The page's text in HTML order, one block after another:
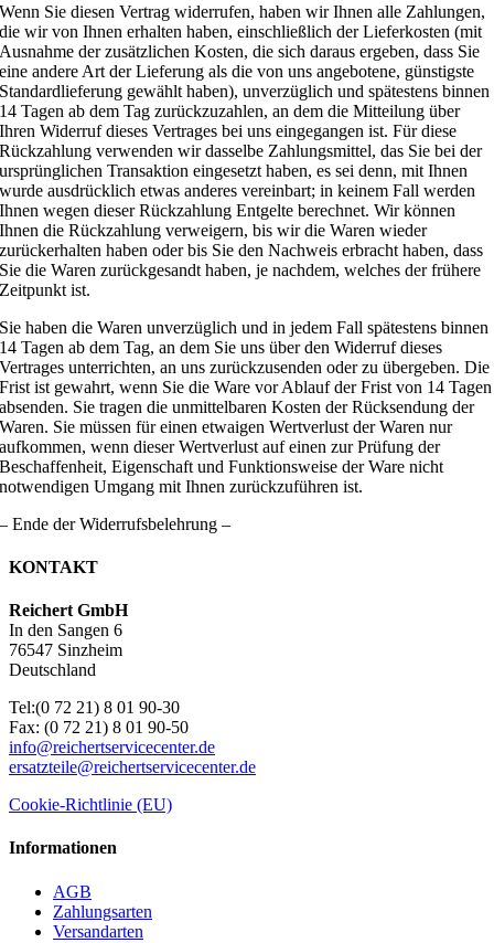
Wenn Sie diesen Vertrag widerrufen, haben wir Ihnen alle Zahlungen,
die wir von Ihnen erhalten haben, einschließlich der Lieferkosten (mit
Ausnahme der zusätzlichen Kosten, die sich daraus ergeben, dass Sie
eine andere Art der Lieferung als die von uns angebotene, günstigste
Standardlieferung gewählt haben), unverzüglich und spätestens binnen
14 Tagen ab dem Tag zurückzuzahlen, an dem die Mitteilung über
Ihren Widerruf dieses Vertrages bei uns eingegangen ist. Für diese
Rückzahlung verwenden wir dasselbe Zahlungsmittel, das Sie bei der
ursprünglichen Transaktion eingesetzt haben, es sei denn, mit Ihnen
wurde ausdrücklich etwas anderes vereinbart; in keinem Fall werden
Ihnen wegen dieser Rückzahlung Entgelte berechnet. Wir können
Ihnen die Rückzahlung verweigern, bis wir die Waren wieder
zurückerhalten haben oder bis Sie den Nachweis erbracht haben, dass
Sie die Waren zurückgesandt haben, je nachdem, welches der frühere
Zeitpunkt ist.
Sie haben die Waren unverzüglich und in jedem Fall spätestens binnen
14 Tagen ab dem Tag, an dem Sie uns über den Widerruf dieses
Vertrages unterrichten, an uns zurückzusenden oder zu übergeben. Die
Frist ist gewahrt, wenn Sie die Ware vor Ablauf der Frist von 14 Tagen
absenden. Sie tragen die unmittelbaren Kosten der Rücksendung der
Waren. Sie müssen für einen etwaigen Wertverlust der Waren nur
aufkommen, wenn dieser Wertverlust auf einen zur Prüfung der
Beschaffenheit, Eigenschaft und Funktionsweise der Ware nicht
notwendigen Umgang mit Ihnen zurückzuführen ist.
– Ende der Widerrufsbelehrung –
KONTAKT
Reichert GmbH
In den Sangen 6
76547 Sinzheim
Deutschland
Tel:(0 72 21) 8 01 90-30
Fax: (0 72 21) 8 01 90-50
info@reichertservicecenter.de
ersatzteile@reichertservicecenter.de
Cookie-Richtlinie (EU)
Informationen
AGB
Zahlungsarten
Versandarten